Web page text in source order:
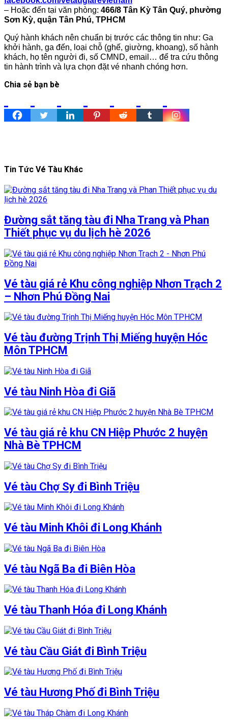
– Hoặc đến tại văn phòng: 466/8 Tân Kỳ Tân Quý, phường
Sơn Kỳ, quận Tân Phú, TPHCM
Quý hành khách nên chuẩn bị trước các thông tin như: Ga
khởi hành, ga đến, loại chỗ (ghế, giường, khoang), số hành
khách, họ tên người đi, số CMND, email… để tra cứu thông
tin hành trình và lựa chọn đặt vé nhanh chóng hơn.
Chia sẻ bạn bè
Tin Tức Vé Tàu Khác
Đường sắt tăng tàu đi Nha Trang và Phan
Thiết phục vụ du lịch hè 2026
Vé tàu giá rẻ Khu công nghiệp Nhơn Trạch 2
– Nhơn Phú Đồng Nai
Vé tàu đường Trịnh Thị Miếng huyện Hóc
Môn TPHCM
Vé tàu Ninh Hòa đi Giã
Vé tàu giá rẻ khu CN Hiệp Phước 2 huyện
Nhà Bè TPHCM
Vé tàu Chợ Sy đi Bình Triệu
Vé tàu Minh Khôi đi Long Khánh
Vé tàu Ngã Ba đi Biên Hòa
Vé tàu Thanh Hóa đi Long Khánh
Vé tàu Cầu Giát đi Bình Triệu
Vé tàu Hương Phố đi Bình Triệu